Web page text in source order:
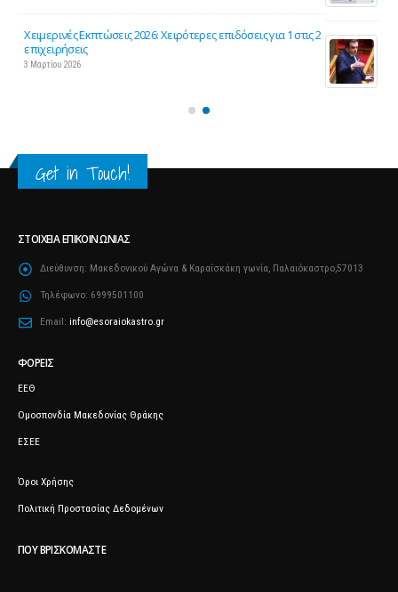
Προς μείωση της προκαταβολής φόρου για επαγγελματίες
και επιχειρήσεις
Get in Touch!
ΣΤΟΙΧΕΊΑ ΕΠΙΚΟΙΝΩΝΊΑΣ
Διεύθυνση: Μακεδονικού Αγώνα & Καραΐσκάκη γωνία, Παλαιόκαστρο,57013
Τηλέφωνο: 6999501100
Email: info@esoraiokastro.gr
ΦΟΡΕΊΣ
Ομοσπονδία Μακεδονίας Θράκης
Όροι Χρήσης
Πολιτική Προστασίας Δεδομένων
ΠΟΥ ΒΡΙΣΚΌΜΑΣΤΕ